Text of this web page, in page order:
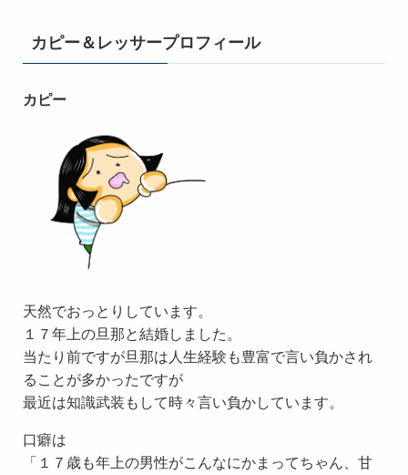
カピー＆レッサープロフィール
カピー
天然でおっとりしています。
１７年上の旦那と結婚しました。
当たり前ですが旦那は人生経験も豊富で言い負かされ
ることが多かったですが
最近は知識武装もして時々言い負かしています。
口癖は
「１７歳も年上の男性がこんなにかまってちゃん、甘